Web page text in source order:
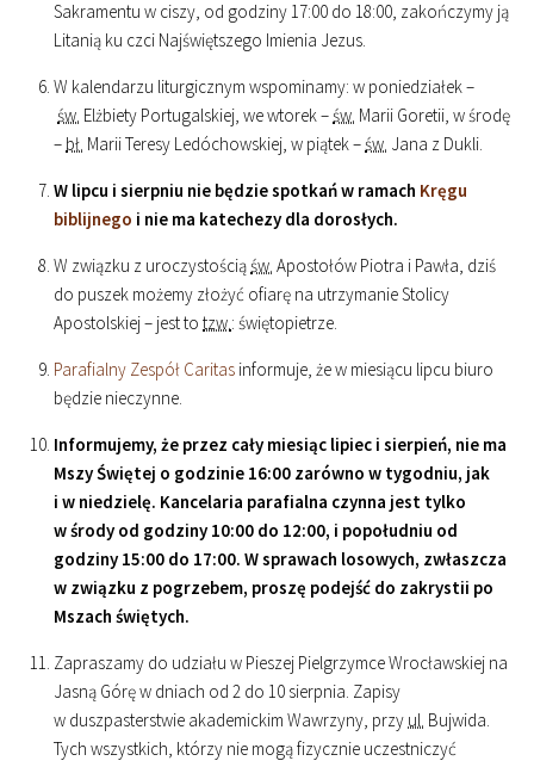
Sakramentu w ciszy, od godziny17:00 do 18:00, zakończymy ją
Litanią ku czci Najświętszego Imienia Jezus.
W kalendarzu liturgicznym wspominamy: w poniedziałek –
św. Elżbiety Portugalskiej, we wtorek –św. Marii Goretii, w środę
– bł. Marii Teresy Ledóchowskiej, w piątek –św. Jana z Dukli.
W lipcu i sierpniu nie będzie spotkań w ramach Kręgu
biblijnego i nie ma katechezy dla dorosłych.
W związku z uroczystościąśw. Apostołów Piotra i Pawła, dziś
do puszek możemy złożyć ofiarę na utrzymanie Stolicy
Apostolskiej – jest to tzw.: świętopietrze.
Parafialny Zespół Caritas informuje, że w miesiącu lipcu biuro
będzie nieczynne.
Informujemy, że przez cały miesiąc lipiec i sierpień, nie ma
Mszy Świętej o godzinie 16:00 zarówno w tygodniu, jak
i w niedzielę. Kancelaria parafialna czynna jest tylko
w środy od godziny 10:00 do 12:00, i popołudniu od
godziny 15:00 do 17:00. W sprawach losowych, zwłaszcza
w związku z pogrzebem, proszę podejść do zakrystii po
Mszach świętych.
Zapraszamy do udziału w Pieszej Pielgrzymce Wrocławskiej na
Jasną Górę w dniach od 2 do 10 sierpnia. Zapisy
w duszpasterstwie akademickim Wawrzyny, przy ul. Bujwida.
Tych wszystkich, którzy nie mogą fizycznie uczestniczyć